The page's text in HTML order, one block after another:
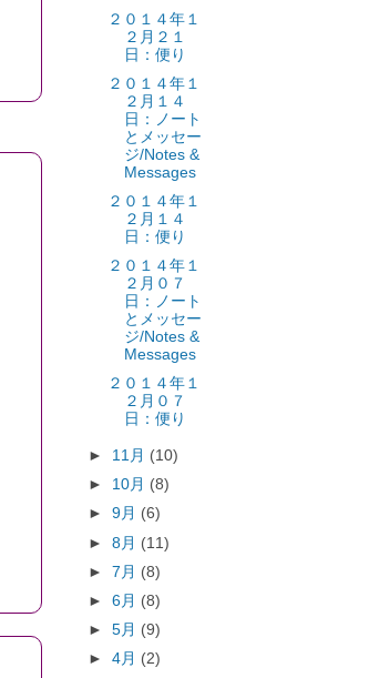
２０１４年１
２月２１
日：便り
２０１４年１
２月１４
日：ノート
とメッセー
ジ/Notes &
Messages
２０１４年１
２月１４
日：便り
２０１４年１
２月０７
日：ノート
とメッセー
ジ/Notes &
Messages
２０１４年１
２月０７
日：便り
► 11月 (10)
► 10月 (8)
►9月 (6)
►8月 (11)
►7月 (8)
►6月 (8)
►5月 (9)
►4月 (2)